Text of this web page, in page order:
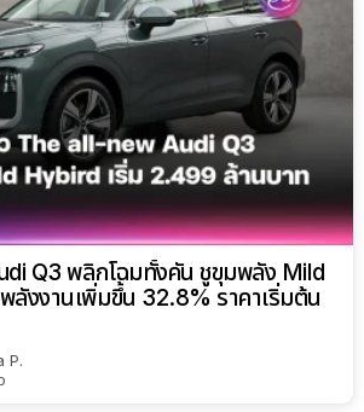
Q3 พลิกโฉมทั้งคัน ชูขุมพลัง Mild
ลังงานเพิ่มขึ้น 32.8% ราคาเริ่มต้น
P.